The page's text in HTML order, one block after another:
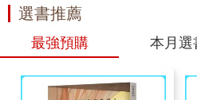
選書推薦
最強預購 本月選